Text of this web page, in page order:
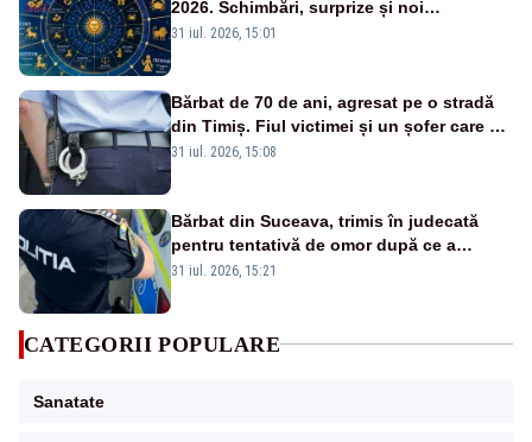
2026. Schimbări, surprize și noi
oportunități pentru toate zodiile
31 iul. 2026, 15:01
Bărbat de 70 de ani, agresat pe o stradă
din Timiș. Fiul victimei și un șofer care a
intervenit au fost și ei atacați
31 iul. 2026, 15:08
Bărbat din Suceava, trimis în judecată
pentru tentativă de omor după ce a
înjunghiat un tânăr în urma unui conflict
31 iul. 2026, 15:21
CATEGORII POPULARE
Sanatate